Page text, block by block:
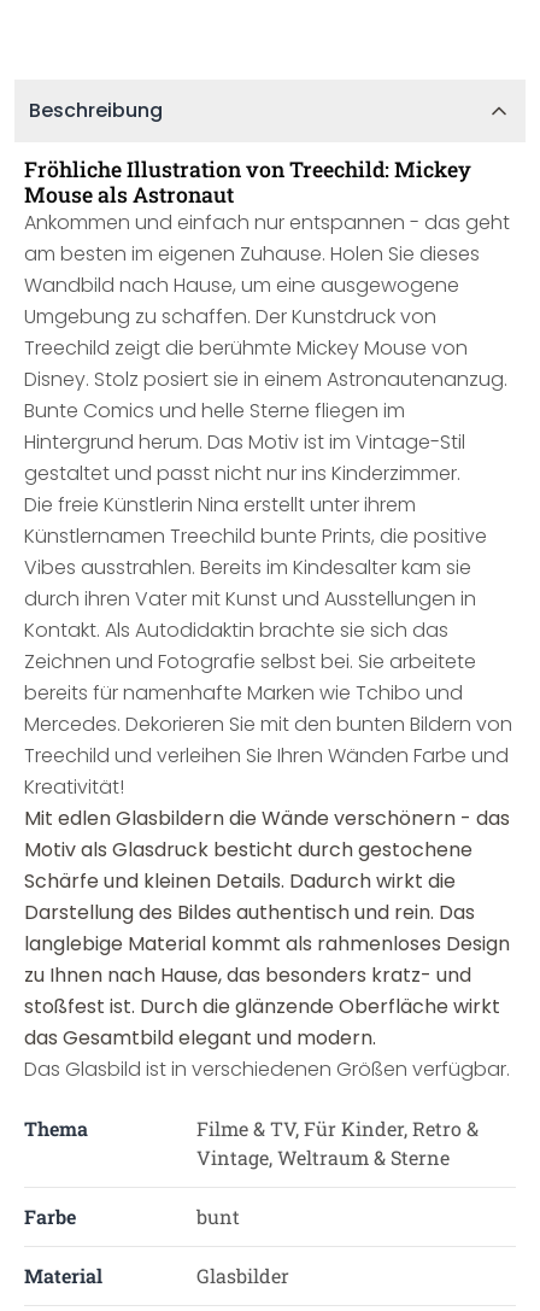
Beschreibung
Fröhliche Illustration von Treechild: Mickey
Mouse als Astronaut
Ankommen und einfach nur entspannen - das geht
am besten im eigenen Zuhause. Holen Sie dieses
Wandbild nach Hause, um eine ausgewogene
Umgebung zu schaffen. Der Kunstdruck von
Treechild zeigt die berühmte Mickey Mouse von
Disney. Stolz posiert sie in einem Astronautenanzug.
Bunte Comics und helle Sterne fliegen im
Hintergrund herum. Das Motiv ist im Vintage-Stil
gestaltet und passt nicht nur ins Kinderzimmer.
Die freie Künstlerin Nina erstellt unter ihrem
Künstlernamen Treechild bunte Prints, die positive
Vibes ausstrahlen. Bereits im Kindesalter kam sie
durch ihren Vater mit Kunst und Ausstellungen in
Kontakt. Als Autodidaktin brachte sie sich das
Zeichnen und Fotografie selbst bei. Sie arbeitete
bereits für namenhafte Marken wie Tchibo und
Mercedes. Dekorieren Sie mit den bunten Bildern von
Treechild und verleihen Sie Ihren Wänden Farbe und
Kreativität!
Mit edlen Glasbildern die Wände verschönern - das
Motiv als Glasdruck besticht durch gestochene
Schärfe und kleinen Details. Dadurch wirkt die
Darstellung des Bildes authentisch und rein. Das
langlebige Material kommt als rahmenloses Design
zu Ihnen nach Hause, das besonders kratz- und
stoßfest ist. Durch die glänzende Oberfläche wirkt
das Gesamtbild elegant und modern.
Das Glasbild ist in verschiedenen Größen verfügbar.
Thema
Filme & TV, Für Kinder, Retro &
Vintage, Weltraum & Sterne
Farbe bunt
Material Glasbilder